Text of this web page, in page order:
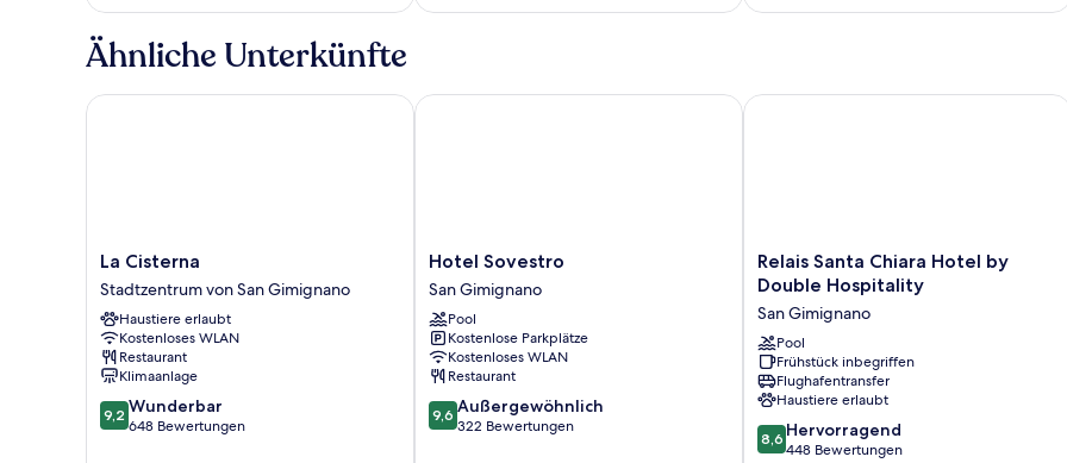
Ähnliche Unterkünfte
La
Cisterna
Stadtzentrum
von
San
Gimignano
La Cisterna
Stadtzentrum von San Gimignano
Haustiere erlaubt
Kostenloses WLAN
Restaurant
Klimaanlage
9.2
von
9,2 Wunderbar
648 Bewertungen
La Cisterna
Hotel
Sovestro
San
Gimignano
Hotel Sovestro
San Gimignano
Pool
Kostenlose Parkplätze
Kostenloses WLAN
Restaurant
9.6
von
9,6 Außergewöhnlich
322 Bewertungen
Hotel Sovestro
Relais
Santa
Hotel
by
Double
Hospitality
San
Gimignano
Relais Santa Chiara Hotel by
Double Hospitality
San Gimignano
Pool
Frühstück inbegriffen
Flughafentransfer
Haustiere erlaubt
8.6
von
8,6 Hervorragend
448 Bewertungen
Relais Santa Chiara Hotel by Double